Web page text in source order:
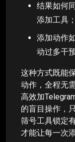
结果如何
添加工具；
添加动作
动过多干预
这种方式既能
动作，全程无
高效加
的盲目操作，
筛号工具锁定
才能让每一次